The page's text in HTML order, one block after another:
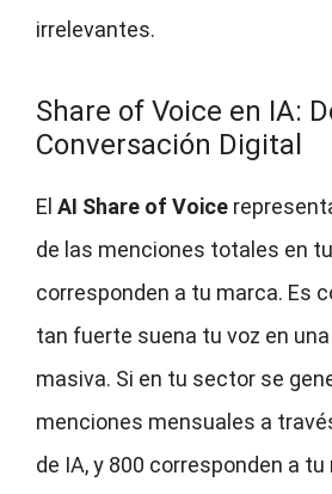
irrelevantes.
Share of Voice en IA:
Conversación Digital
El AI Share of Voice
de las menciones totales en
corresponden a tu marca. Es
tan fuerte suena tu voz en
masiva. Si en tu sector se
menciones mensuales a
de IA, y 800 corresponden a